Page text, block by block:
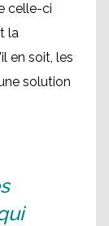
celle-ci
la
en soit, les
solution